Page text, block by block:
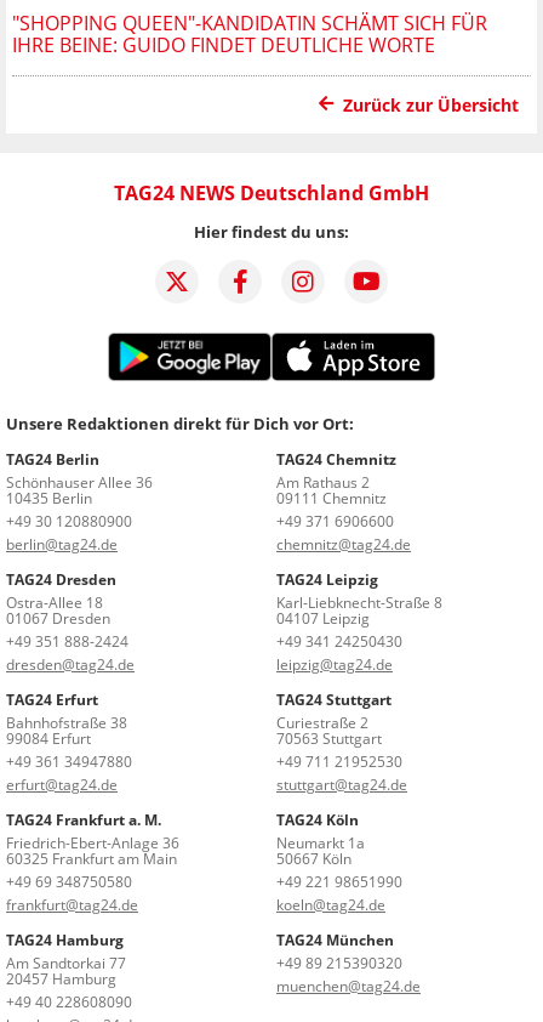
"SHOPPING QUEEN"-KANDIDATIN SCHÄMT SICH FÜR
IHRE BEINE: GUIDO FINDET DEUTLICHE WORTE
Zurück zur Übersicht
TAG24 NEWS Deutschland GmbH
Hier findest du uns:
Unsere Redaktionen direkt für Dich vor Ort:
TAG24 Berlin
Schönhauser Allee 36
10435 Berlin
+49 30 120880900
berlin@tag24.de
TAG24 Chemnitz
Am Rathaus 2
09111 Chemnitz
+49 371 6906600
chemnitz@tag24.de
TAG24 Dresden
Ostra-Allee 18
01067 Dresden
+49 351 888-2424
dresden@tag24.de
TAG24 Leipzig
Karl-Liebknecht-Straße 8
04107 Leipzig
+49 341 24250430
leipzig@tag24.de
TAG24 Erfurt
Bahnhofstraße 38
99084 Erfurt
+49 361 34947880
erfurt@tag24.de
TAG24 Stuttgart
Curiestraße 2
70563 Stuttgart
+49 711 21952530
stuttgart@tag24.de
TAG24 Frankfurt a. M.
Friedrich-Ebert-Anlage 36
60325 Frankfurt am Main
+49 69 348750580
frankfurt@tag24.de
TAG24 Köln
Neumarkt 1a
50667 Köln
+49 221 98651990
koeln@tag24.de
TAG24 Hamburg
Am Sandtorkai 77
20457 Hamburg
+49 40 228608090
TAG24 München
+49 89 215390320
muenchen@tag24.de